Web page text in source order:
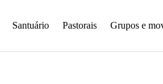
Santuário Pastorais Grupos e